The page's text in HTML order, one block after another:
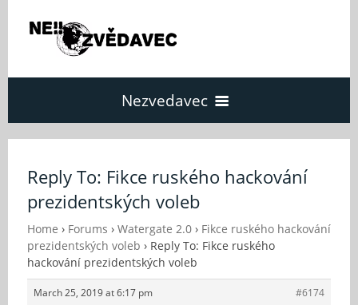
Nezvedavec
Fórum
O Nezvědavci
Reply To: Fikce ruského hackování
prezidentských voleb
Home › Forums › Watergate 2.0 › Fikce ruského hackování
prezidentských voleb › Reply To: Fikce ruského
hackování prezidentských voleb
March 25, 2019 at 6:17 pm
#6174